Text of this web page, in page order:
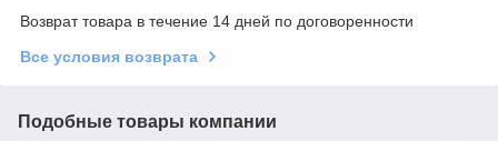
Возврат товара в течение 14 дней по договоренности
Все условия возврата
Подобные товары компании